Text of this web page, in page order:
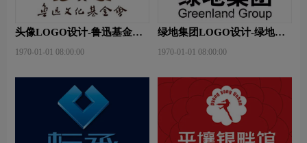
头像LOGO设计-鲁迅基金会
1970-01-01 08:00:00
绿地集团LOGO设计-绿地集
1970-01-01 08:00:00